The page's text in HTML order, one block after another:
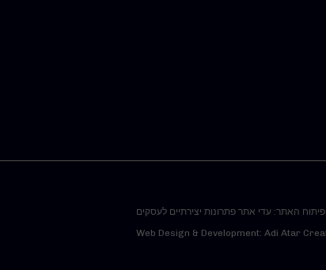
האתר: עדי אתר פתרונות יצירתיים לעסקים
Web Design & Development: Adi Atar